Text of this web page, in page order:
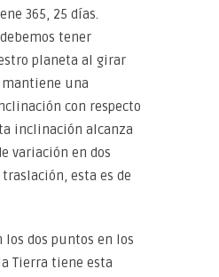
365, 25 días.
tener
planeta al girar
una
con respecto
inclinación alcanza
variación en dos
esta es de
los dos puntos en los
Tierra tiene esta